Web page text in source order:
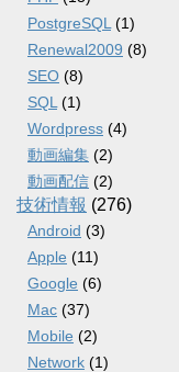
PostgreSQL (1)
Renewal2009 (8)
SEO (8)
SQL (1)
Wordpress (4)
動画編集 (2)
動画配信 (2)
技術情報 (276)
Android (3)
Apple (11)
Google (6)
Mac (37)
Mobile (2)
Network (1)